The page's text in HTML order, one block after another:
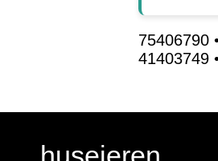
75406790
41403749